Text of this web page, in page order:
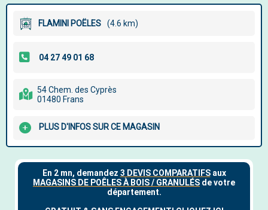
FLAMINI POËLES (4.6 km)
54 Chem. des Cyprès
01480 Frans
PLUS D'INFOS SUR CE MAGASIN